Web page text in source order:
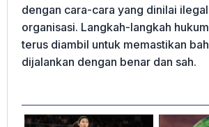
dengan cara-cara yang dinilai
organisasi. Langkah-langkah
terus diambil untuk memastikan
dijalankan dengan benar dan sah.